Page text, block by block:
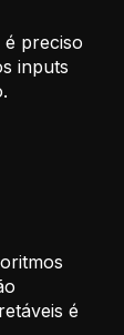
preciso
inputs
é